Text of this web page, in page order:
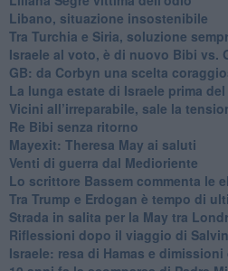
Libano, situazione insostenibile
Tra Turchia e Siria, soluzione
Israele al voto, è di nuovo Bibi vs.
GB: da Corbyn una scelta
La lunga estate di Israele prima
Vicini all’irreparabile, sale la
Re Bibi senza ritorno
Mayexit: Theresa May ai saluti
Venti di guerra dal Medioriente
Lo scrittore Bassem commenta le
Tra Trump e Erdogan è tempo di
Strada in salita per la May tra
Riflessioni dopo il viaggio di
Israele: resa di Hamas e